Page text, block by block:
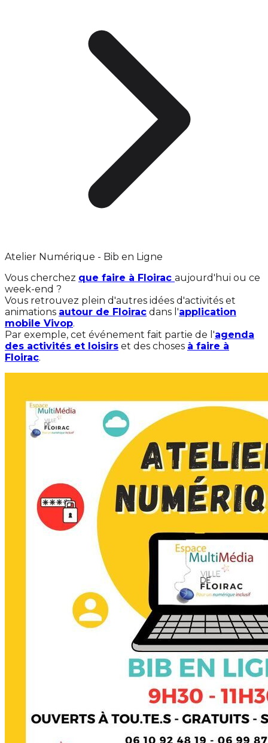
Atelier Numérique - Bib en Ligne
Vous cherchez que faire à Floirac aujourd'hui ou ce
week-end ?
Vous retrouvez plein d'autres idées d'activités et
animations autour de Floirac dans l'application
mobile Vivop.
Par exemple, cet événement fait partie de l'agenda
des activités et loisirs et des choses à faire à
Floirac.